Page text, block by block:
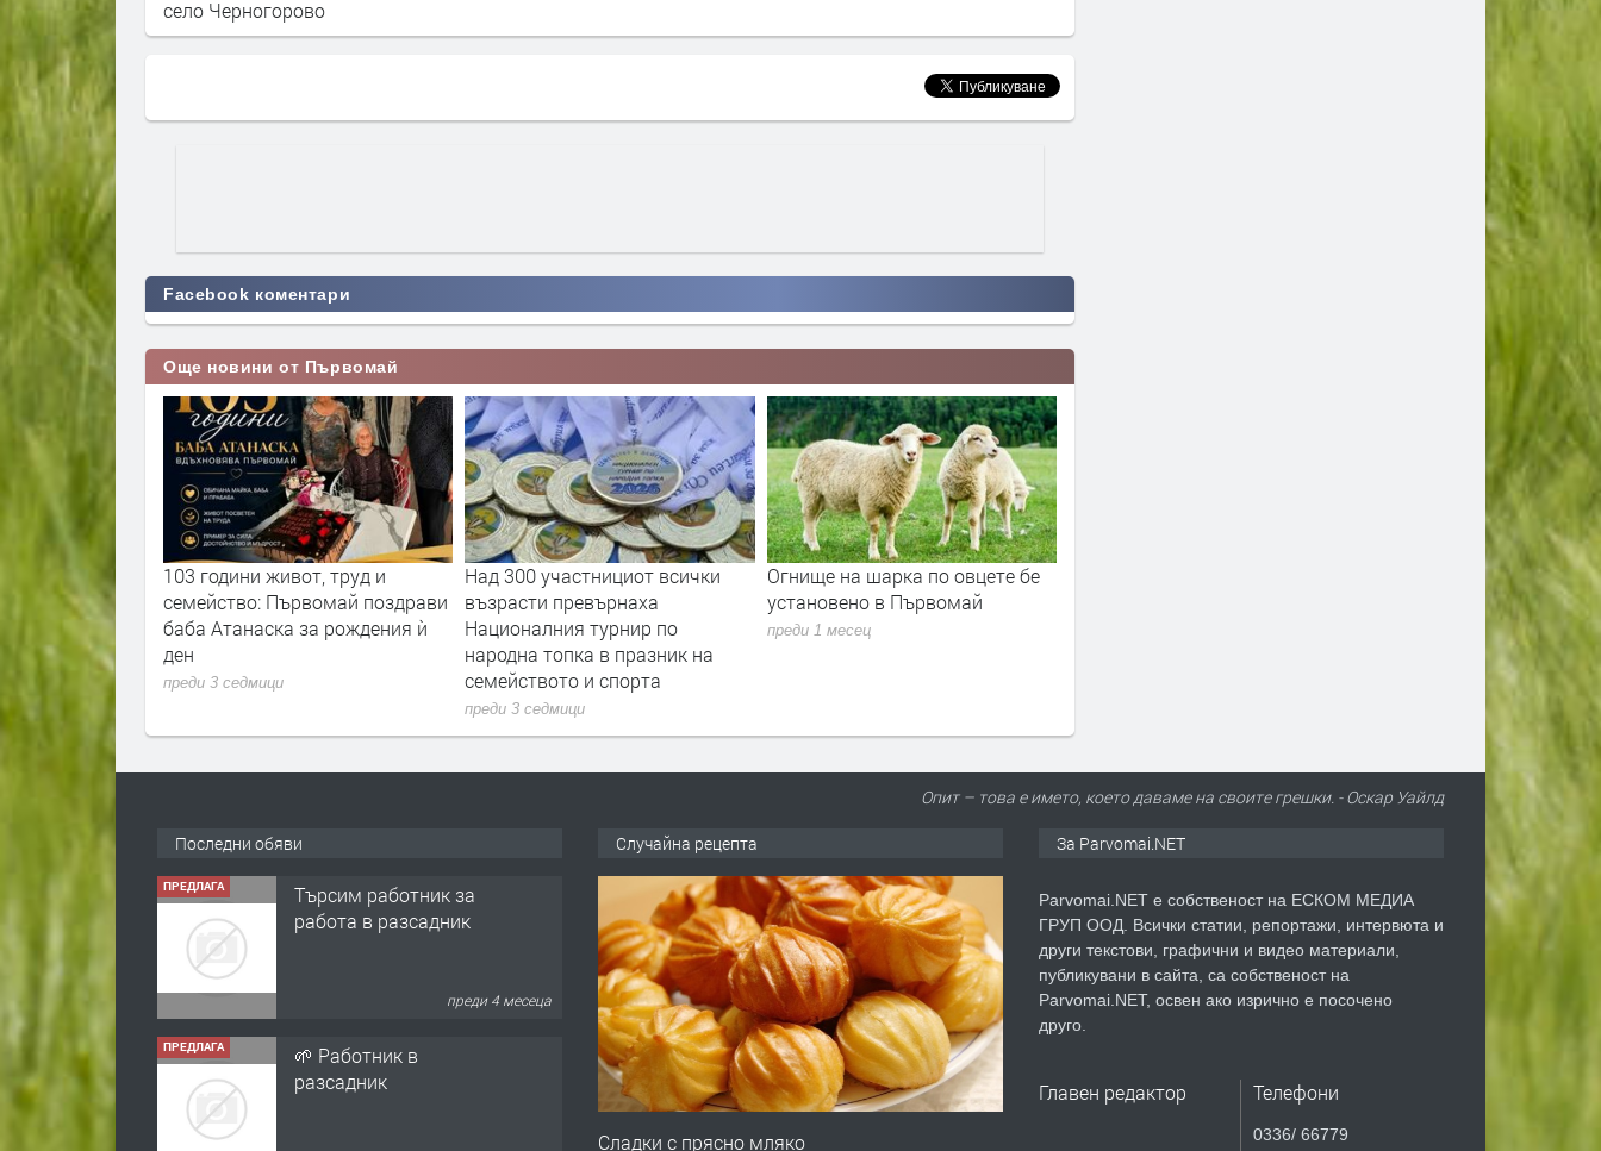
село Черногорово
Facebook коментари
Още новини от Първомай
103 години живот, труд и
семейство: Първомай поздрави
баба Атанаска за рождения ѝ
ден
преди 3 седмици
Над 300 участнициот всички
възрасти превърнаха
Националния турнир по
народна топка в празник на
семейството и спорта
преди 3 седмици
Огнище на шарка по овцете бе
установено в Първомай
преди 1 месец
Маратонки за бягане в
високи технологии и
за всеки километър
Опит – това е името, което даваме на своите грешки. - Оскар Уайлд
Последни обяви
ПРЕДЛАГА
Търсим работник за
работа в разсадник
преди 4 месеца
ПРЕДЛАГА
🌱 Работник в
разсадник
Случайна рецепта
Сладки с прясно мляко
За Parvomai.NET
Parvomai.NET е собственост на ЕСКОМ МЕДИА
ГРУП ООД. Всички статии, репортажи, интервюта и
други текстови, графични и видео материали,
публикувани в сайта, са собственост на
Parvomai.NET, освен ако изрично е посочено
друго.
Главен редактор Телефони
0336/ 66779